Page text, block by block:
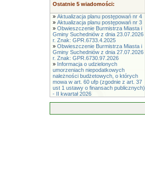
Ostatnie 5 wiadomości:
» Aktualizacja planu postępowań nr 4
» Aktualizacja planu postępowań nr 3
» Obwieszczenie Burmistrza Miasta i
Gminy Suchedniów z dnia 23.07.2026
r. Znak: GPR.6733.4.2025
» Obwieszczenie Burmistrza Miasta i
Gminy Suchedniów z dnia 27.07.2026
r. Znak: GPR.6730.97.2026
» Informacja o udzielonych
umorzeniach niepodatkowych
należności budżetowych, o których
mowa w art. 60 ufp (zgodnie z art. 37
ust 1 ustawy o finansach publicznych)
- II kwartał 2026